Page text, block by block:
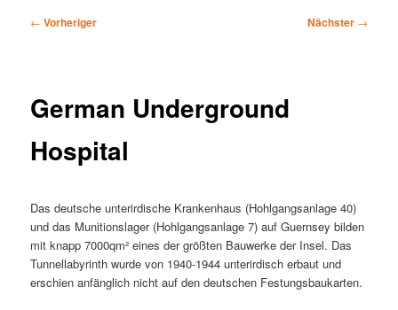
Beitragsnavigation
← Vorheriger Nächster →
German Underground
Hospital
Das deutsche unterirdische Krankenhaus (Hohlgangsanlage 40)
und das Munitionslager (Hohlgangsanlage 7) auf Guernsey bilden
mit knapp 7000qm² eines der größten Bauwerke der Insel. Das
Tunnellabyrinth wurde von 1940-1944 unterirdisch erbaut und
erschien anfänglich nicht auf den deutschen Festungsbaukarten.